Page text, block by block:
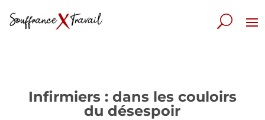
Infirmiers : dans les couloirs
du désespoir